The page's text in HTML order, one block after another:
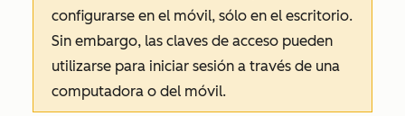
configurarse en el móvil, sólo en el escritorio.
Sin embargo, las claves de acceso pueden
utilizarse para iniciar sesión a través de una
computadora o del móvil.